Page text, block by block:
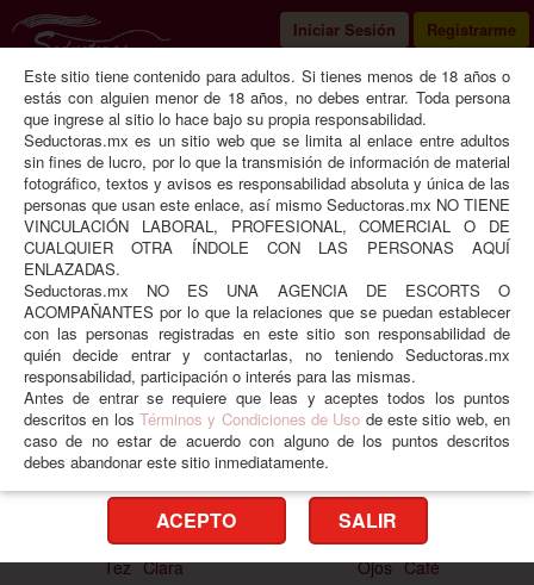
Iniciar Sesión Registrarme
Seductoras Guerrero Acapulco
Renata Lari
Edad 28 años Peso 75 kgs
Estatura 1.70 mts Medidas 100-90-115
Tez Clara Ojos Café
❮ ❯
Este sitio tiene contenido para adultos. Si tienes menos de 18 años o
estás con alguien menor de 18 años, no debes entrar. Toda persona
que ingrese al sitio lo hace bajo su propia responsabilidad.
Seductoras.mx es un sitio web que se limita al enlace entre adultos
sin fines de lucro, por lo que la transmisión de información de material
fotográfico, textos y avisos es responsabilidad absoluta y única de las
personas que usan este enlace, así mismo Seductoras.mx NO TIENE
VINCULACIÓN LABORAL, PROFESIONAL, COMERCIAL O DE
CUALQUIER OTRA ÍNDOLE CON LAS PERSONAS AQUÍ
ENLAZADAS.
Seductoras.mx NO ES UNA AGENCIA DE ESCORTS O
ACOMPAÑANTES por lo que la relaciones que se puedan establecer
con las personas registradas en este sitio son responsabilidad de
quién decide entrar y contactarlas, no teniendo Seductoras.mx
responsabilidad, participación o interés para las mismas.
Antes de entrar se requiere que leas y aceptes todos los puntos
descritos en los Términos y Condiciones de Uso de este sitio web, en
caso de no estar de acuerdo con alguno de los puntos descritos
debes abandonar este sitio inmediatamente.
ACEPTO SALIR